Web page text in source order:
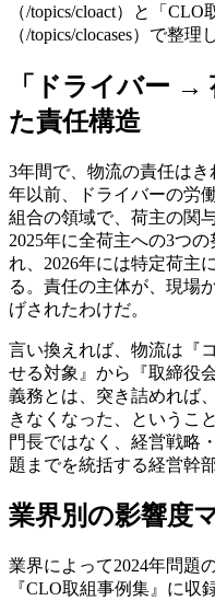
（/topics/cloact）と「CLO
（/topics/clocases）で整理
「ドライバー
た責任構造
3年間で、物流の責任は
年以前、ドライバーの労
組合の領域で、荷主の関
2025年に全荷主への3つ
れ、2026年には特定荷主
る。責任の主体が、現場
げされたわけだ。
言い換えれば、物流は『
せる対象』から『取締役
義務とは、突き詰めれば
きなくなった、というこ
門長ではなく、経営戦略
題までを統括する経営幹
業界別の影響度
業界によって2024年問題
『CLO取組事例集』に収